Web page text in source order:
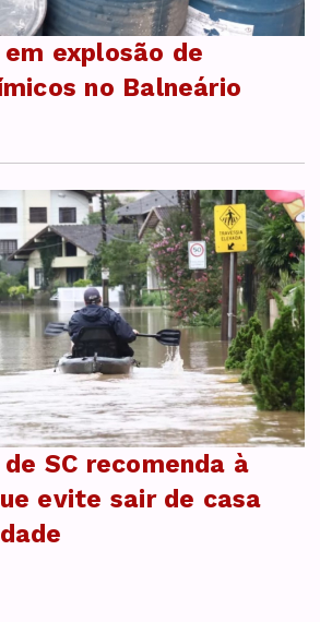
explosão de
no Balneário
SC recomenda à
evite sair de casa